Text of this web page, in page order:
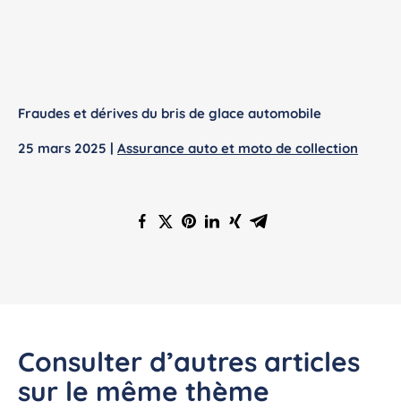
Fraudes et dérives du bris de glace automobile
25 mars 2025 | Assurance auto et moto de collection
Consulter d’autres articles
sur le même thème